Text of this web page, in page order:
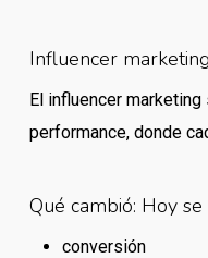
Influencer
El influencer
performance, donde
Qué cambió: Hoy se
conversión